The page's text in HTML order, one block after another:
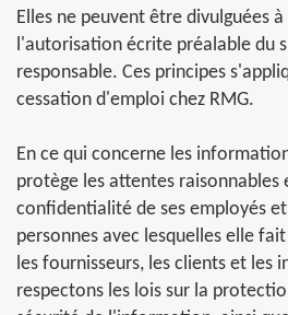
Elles ne peuvent être divulguées
l'autorisation écrite préalable du
responsable. Ces principes
cessation d'emploi chez RMG.
En ce qui concerne les
protège les attentes raisonnables
confidentialité de ses employés
personnes avec lesquelles elle
les fournisseurs, les clients et les
respectons les lois sur la